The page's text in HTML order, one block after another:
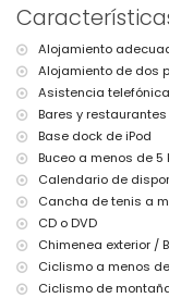
puerto más
parque más
kilómetros de la
aeropuerto más
segundo
se permiten
El alojamiento
Instalaciones y
villa
internet (fibra
plancha y tabla
ropa de cama y
servicio de
Alojamiento
Alojamiento de dos
Asistencia
Bares y
Base dock de iPod
Buceo a menos de 5
Calendario de
Cancha de tenis a
CD o DVD
Chimenea exterior /
Ciclismo a menos
Ciclismo de